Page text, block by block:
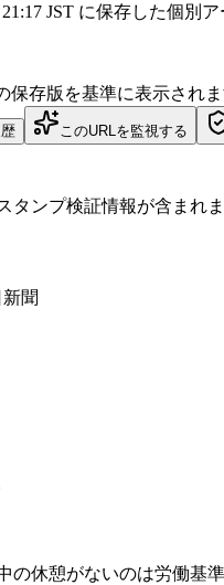
JST に保存した個別
存版を基準に表示されま
このURLを監視する
ンプ検証情報が含まれ
聞
休憩がないのは労働